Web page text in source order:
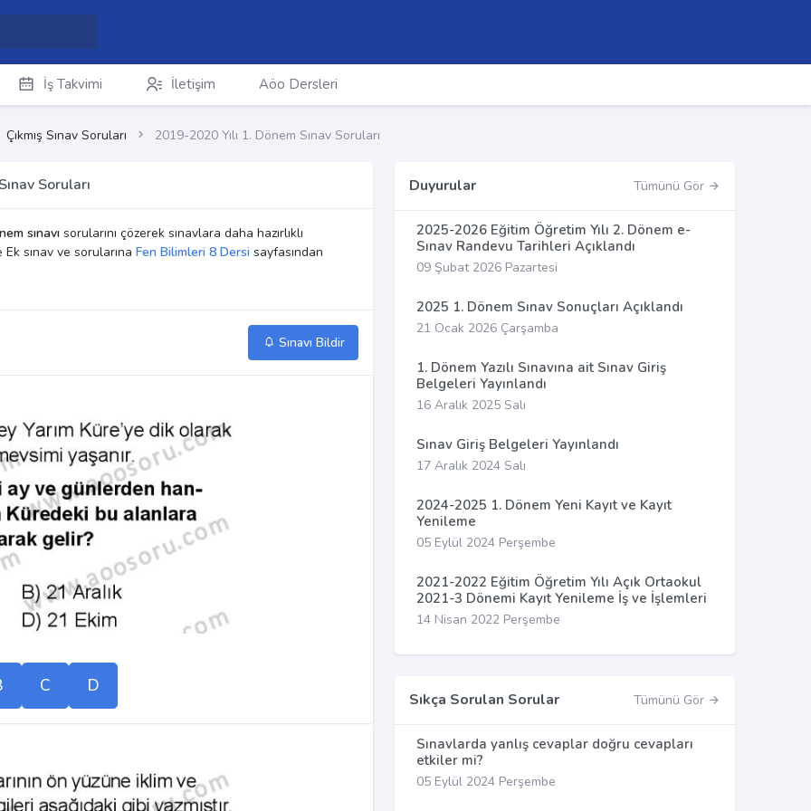
İş Takvimi İletişim Aöo Dersleri
Çıkmış Sınav Soruları 2019-2020 Yılı 1. Dönem Sınav Soruları
Soruları
sınavı sorularını çözerek sınavlara daha hazırlıklı
sınav ve sorularına Fen Bilimleri 8 Dersi sayfasından
Sınavı Bildir
C D
Duyurular Tümünü Gör
2025-2026 Eğitim Öğretim Yılı 2. Dönem e-
Sınav Randevu Tarihleri Açıklandı
09 Şubat 2026 Pazartesi
2025 1. Dönem Sınav Sonuçları Açıklandı
21 Ocak 2026 Çarşamba
1. Dönem Yazılı Sınavına ait Sınav Giriş
Belgeleri Yayınlandı
16 Aralık 2025 Salı
Sınav Giriş Belgeleri Yayınlandı
17 Aralık 2024 Salı
2024-2025 1. Dönem Yeni Kayıt ve Kayıt
Yenileme
05 Eylül 2024 Perşembe
2021-2022 Eğitim Öğretim Yılı Açık Ortaokul
2021-3 Dönemi Kayıt Yenileme İş ve İşlemleri
14 Nisan 2022 Perşembe
Sıkça Sorulan Sorular Tümünü Gör
Sınavlarda yanlış cevaplar doğru cevapları
etkiler mi?
05 Eylül 2024 Perşembe